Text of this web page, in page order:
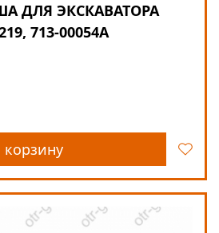
ДЛЯ ЭКСКАВАТОРА
713-00054A
корзину